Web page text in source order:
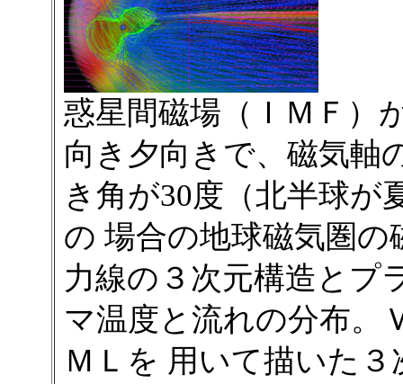
惑星間磁場（ＩＭＦ）
向き夕向きで、磁気軸
き角が30度（北半球が
の 場合の地球磁気圏の
力線の３次元構造とプ
マ温度と流れの分布。
ＭＬを 用いて描いた３